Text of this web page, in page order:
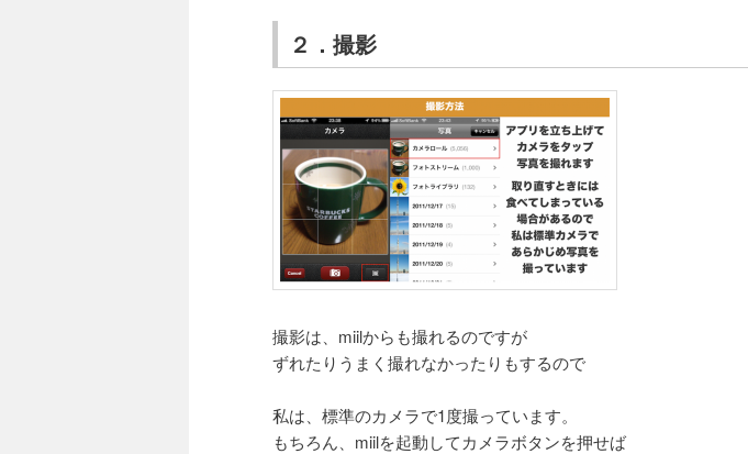
２．撮影
撮影は、miilからも撮れるのですが
ずれたりうまく撮れなかったりもするので
私は、標準のカメラで1度撮っています。
もちろん、miilを起動してカメラボタンを押せば